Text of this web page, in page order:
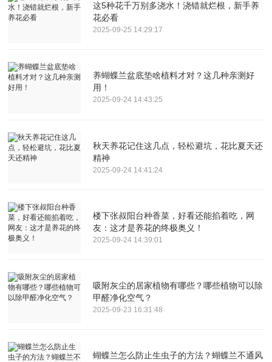
这5种花千万别多浇水！浇错就烂根，新手养
花必看
2025-09-25 14:29:17
养蝴蝶兰盆底垫啥植料才对？这几种亲测好
用！
2025-09-24 14:43:25
秋天养花记住这几点，轻松避坑，花比夏天还
精神
2025-09-24 14:41:24
楼下张叔阳台种香菜，好看还能掐着吃，网
友：这才是养花的终极奥义！
2025-09-24 14:39:01
吸附灰尘的居家植物有哪些？哪些植物可以除
甲醛净化空气？
2025-09-23 16:31:48
蝴蝶兰怎么防止生虫子的方法？蝴蝶兰不通风